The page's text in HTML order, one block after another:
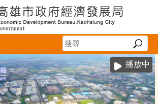
播放中